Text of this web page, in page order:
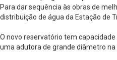
Para dar sequência às obras de
distribuição de água da Estação de
O novo reservatório tem
uma adutora de grande diâmetro na